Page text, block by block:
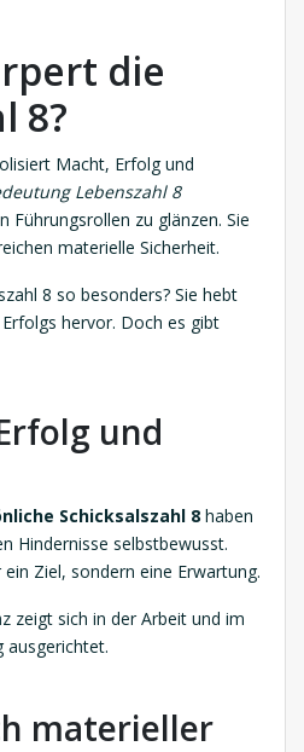
die
8?
Macht, Erfolg und
Lebenszahl 8
Führungsrollen zu glänzen. Sie
materielle Sicherheit.
8 so besonders? Sie hebt
hervor. Doch es gibt
und
Schicksalszahl 8 haben
Hindernisse selbstbewusst.
Ziel, sondern eine Erwartung.
zeigt sich in der Arbeit und im
ausgerichtet.
materieller